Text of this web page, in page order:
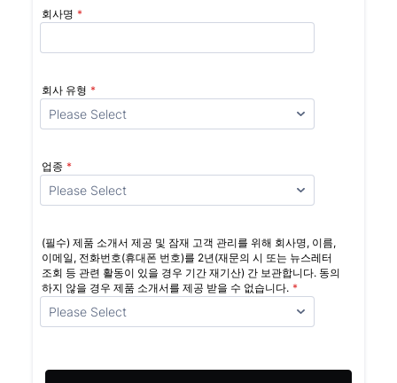
회사명 *
회사 유형 *
업종 *
(필수) 제품 소개서 제공 및 잠재 고객 관리를 위해 회사명, 이름,
이메일, 전화번호(휴대폰 번호)를 2년(재문의 시 또는 뉴스레터
조회 등 관련 활동이 있을 경우 기간 재기산) 간 보관합니다. 동의
하지 않을 경우 제품 소개서를 제공 받을 수 없습니다. *